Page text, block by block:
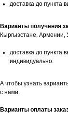
доставка до
Варианты получения
Кыргызстане, Армении,
доставка до пункта
индивидуально.
А чтобы узнать
с нами.
Варианты оплаты